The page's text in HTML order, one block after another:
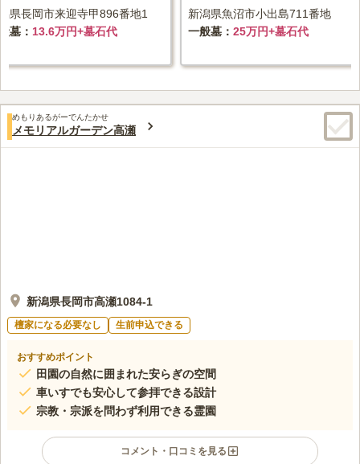
県長岡市来迎寺甲896番地1
墓
13.6万円+墓石代
新潟県魚沼市小出島711番地
一般墓
25万円+墓石代
めもりあるがーでんたかせ
メモリアルガーデン高瀬
新潟県長岡市高瀬1084-1
檀家になる必要なし 生前申込できる
おすすめポイント
田園の自然に囲まれた安らぎの空間
車いすでも安心して参拝できる設計
宗教・宗派を問わず利用できる霊園
コメント・口コミを見る